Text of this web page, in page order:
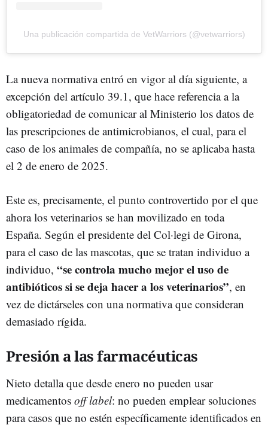
Una publicación compartida de VetWarriors (@vetwarriors)
La nueva normativa entró en vigor al día siguiente, a
excepción del artículo 39.1, que hace referencia a la
obligatoriedad de comunicar al Ministerio los datos de
las prescripciones de antimicrobianos, el cual, para el
caso de los animales de compañía, no se aplicaba hasta
el 2 de enero de 2025.
Este es, precisamente, el punto controvertido por el que
ahora los veterinarios se han movilizado en toda
España. Según el presidente del Col·legi de Girona,
para el caso de las mascotas, que se tratan individuo a
individuo, “se controla mucho mejor el uso de
antibióticos si se deja hacer a los veterinarios”, en
vez de dictárseles con una normativa que consideran
demasiado rígida.
Presión a las farmacéuticas
Nieto detalla que desde enero no pueden usar
medicamentos off label: no pueden emplear soluciones
para casos que no estén específicamente identificados en